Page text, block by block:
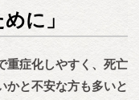
に」
重症化しやすく、死亡
かと不安な方も多いと